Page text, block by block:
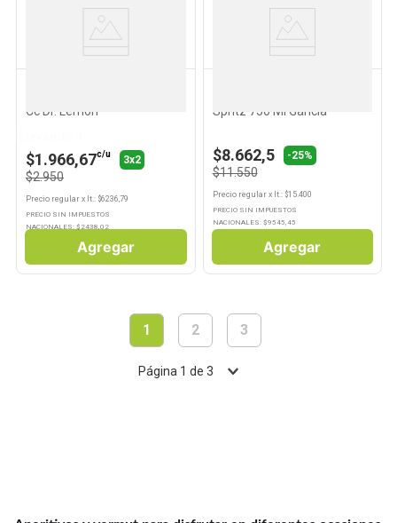
Ver
Producto
Cc Dr. Lemon
$1.966,67c/u 3x2
$2.950
Precio regular x lt.: $6236,79
PRECIO SIN IMPUESTOS
NACIONALES: $ 2438,02
Agregar
Ver
Producto
Spritz 750 Ml Gancia
$8.662,5 -25%
$11.550
Precio regularx lt.: $15.400
PRECIO SIN IMPUESTOS
NACIONALES: $9545,45
Agregar
1 2 3
Página 1 de 3